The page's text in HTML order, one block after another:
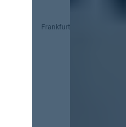
Frankfurt